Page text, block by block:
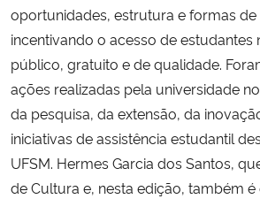
oportunidades, estrutura e formas de
incentivando o acesso de estudantes
público, gratuito e de qualidade.
ações realizadas pela universidade
da pesquisa, da extensão, da
iniciativas de assistência estudantil
UFSM. Hermes Garcia dos Santos,
de Cultura e, nesta edição, também